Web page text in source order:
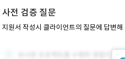
사전 검증 질문
지원서 작성시 클라이언트의 질문에 답변해